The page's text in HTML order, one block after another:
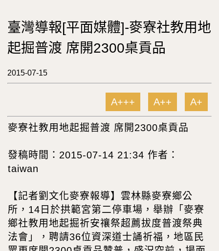
臺灣導報[平面媒體]-麥寮社教用地
起掘普渡 席開2300桌貢品
2015-07-15
A+++ A++ A+
麥寮社教用地起掘普渡 席開2300桌貢品
發稿時間：2015-07-14 21:34 作者：
taiwan
【記者劉文化麥寮報導】雲林縣麥寮鄉公
所，14日於拱範宮第二停車場，舉辦「麥寮
鄉社教用地起掘祈安禳祭超薦拔度普渡祭典
法會」，聘請36位資深道士誦祈福，地區民